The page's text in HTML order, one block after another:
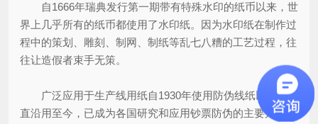
自1666年瑞典发行第一期带有特殊水印的纸币以来，世
界上几乎所有的纸币都使用了水印纸。因为水印纸在制作过
程中的策划、雕刻、制网、制纸等乱七八糟的工艺过程，往
往让造假者束手无策。
广泛应用于生产线用纸自1930年使用防伪线纸以来，一
直沿用至今，已成为各国研究和应用钞票防伪的主要方法之